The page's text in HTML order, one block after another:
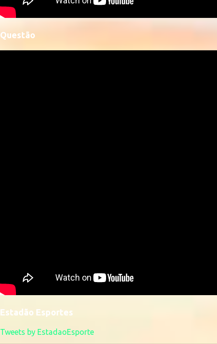
Questão
Estadão Esportes
Tweets by EstadaoEsporte